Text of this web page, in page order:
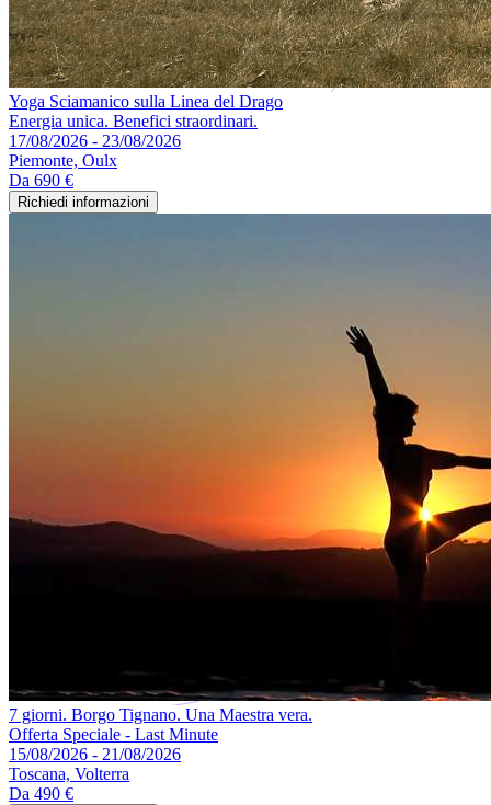
Yoga Sciamanico sulla Linea del Drago
Energia unica. Benefici straordinari.
17/08/2026 - 23/08/2026
Piemonte, Oulx
Da 690 €
Richiedi informazioni
7 giorni. Borgo Tignano. Una Maestra vera.
Offerta Speciale - Last Minute
15/08/2026 - 21/08/2026
Toscana, Volterra
Da 490 €